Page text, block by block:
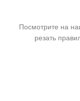
Посмотрите на
резать